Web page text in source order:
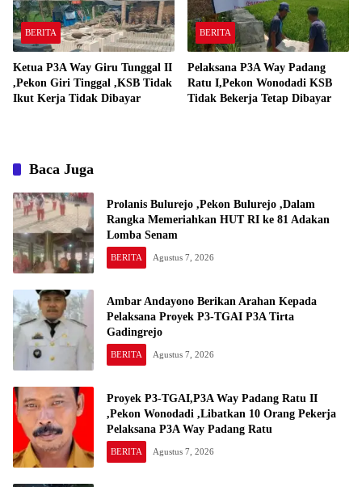
BERITA
Ketua P3A Way Giru Tunggal II
,Pekon Giri Tinggal ,KSB Tidak
Ikut Kerja Tidak Dibayar
BERITA
Pelaksana P3A Way Padang
Ratu I,Pekon Wonodadi KSB
Tidak Bekerja Tetap Dibayar
Baca Juga
Prolanis Bulurejo ,Pekon Bulurejo ,Dalam
Rangka Memeriahkan HUT RI ke 81 Adakan
Lomba Senam
BERITA Agustus 7, 2026
Ambar Andayono Berikan Arahan Kepada
Pelaksana Proyek P3-TGAI P3A Tirta
Gadingrejo
BERITA Agustus 7, 2026
Proyek P3-TGAI,P3A Way Padang Ratu II
,Pekon Wonodadi ,Libatkan 10 Orang Pekerja
Pelaksana P3A Way Padang Ratu
BERITA Agustus 7, 2026